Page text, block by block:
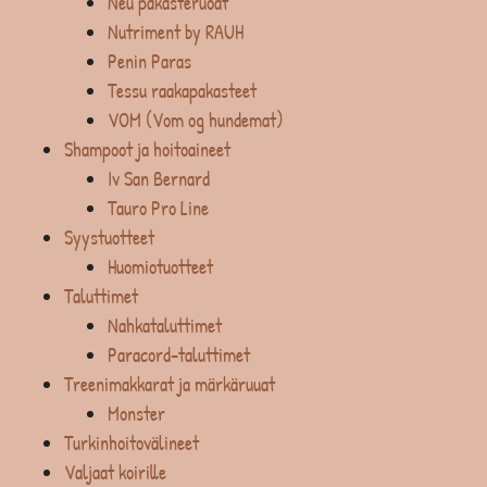
Nutriment by RAUH
Penin Paras
Tessu raakapakasteet
VOM (Vom og hundemat)
Shampoot ja hoitoaineet
Iv San Bernard
Tauro Pro Line
Syystuotteet
Huomiotuotteet
Taluttimet
Nahkataluttimet
Paracord-taluttimet
Treenimakkarat ja märkäruuat
Monster
Turkinhoitovälineet
Valjaat koirille